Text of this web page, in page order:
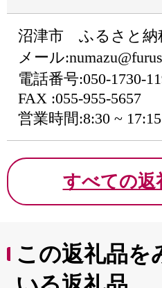
沼津市 ふるさと納
メール
電話番号:050-1730-
FAX :055-955-5657
営業時間:8:30 ~
すべての返
この返礼品を